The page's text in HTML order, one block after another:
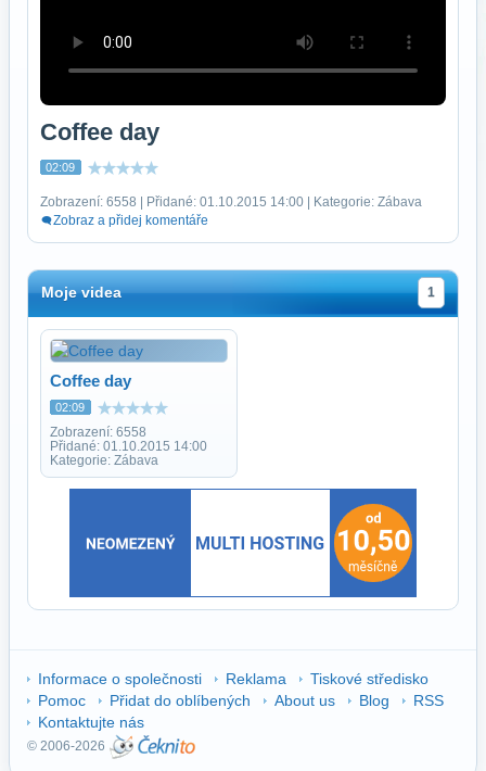
Coffee day
02:09
Zobrazení: 6558 | Přidané: 01.10.2015 14:00 | Kategorie: Zábava
Zobraz a přidej komentáře
Moje videa 1
Coffee day
02:09
Zobrazení: 6558
Přidané: 01.10.2015 14:00
Kategorie: Zábava
Informace o společnosti Reklama
Tiskové středisko
Pomoc
Přidat do oblíbených About us Blog
RSS
Kontaktujte nás
© 2006-2026